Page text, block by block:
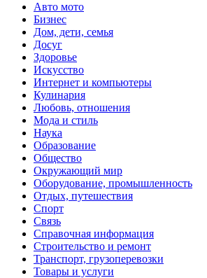
Авто мото
Бизнес
Дом, дети, семья
Досуг
Здоровье
Искусство
Интернет и компьютеры
Кулинария
Любовь, отношения
Мода и стиль
Наука
Образование
Общество
Окружающий мир
Оборудование, промышленность
Отдых, путешествия
Спорт
Связь
Справочная информация
Строительство и ремонт
Транспорт, грузоперевозки
Товары и услуги